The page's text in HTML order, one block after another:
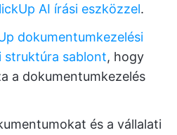
AI írási eszközzel.
dokumentumkezelési
struktúra sablont, hogy
a dokumentumkezelés
és a vállalati